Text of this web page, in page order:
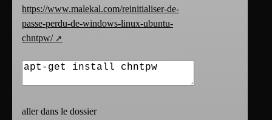
https://www.malekal.com/reinitialiser-de-
passe-perdu-de-windows-linux-ubuntu-
chntpw/
aller dans le dossier